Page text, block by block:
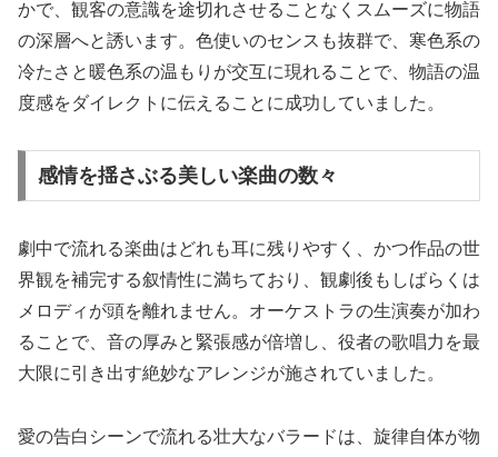
かで、観客の意識を途切れさせることなくスムーズに物語
の深層へと誘います。色使いのセンスも抜群で、寒色系の
冷たさと暖色系の温もりが交互に現れることで、物語の温
度感をダイレクトに伝えることに成功していました。
感情を揺さぶる美しい楽曲の数々
劇中で流れる楽曲はどれも耳に残りやすく、かつ作品の世
界観を補完する叙情性に満ちており、観劇後もしばらくは
メロディが頭を離れません。オーケストラの生演奏が加わ
ることで、音の厚みと緊張感が倍増し、役者の歌唱力を最
大限に引き出す絶妙なアレンジが施されていました。
愛の告白シーンで流れる壮大なバラードは、旋律自体が物